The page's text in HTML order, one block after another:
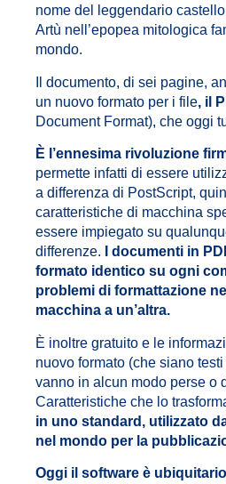
nome del leggendario
Artù nell’epopea mitologica
mondo.
Il documento, di sei pagine,
un nuovo formato per i file, il
Document Format), che oggi
È l’ennesima rivoluzione
permette infatti di essere
a differenza di PostScript,
caratteristiche di macchina
essere impiegato su
differenze. I documenti in
formato identico su ogni
problemi di formattazione
macchina a un’altra.
È inoltre gratuito e le
nuovo formato (che siano
vanno in alcun modo perse o
Caratteristiche che lo
in uno standard, utilizzato
nel mondo per la
Oggi il software è